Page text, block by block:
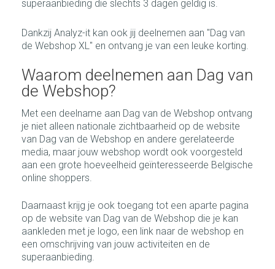
superaanbieding die slechts 3 dagen geldig is.
Dankzij Analyz-it kan ook jij deelnemen aan "Dag van
de Webshop XL" en ontvang je van een leuke korting.
Waarom deelnemen aan Dag van
de Webshop?
Met een deelname aan Dag van de Webshop ontvang
je niet alleen nationale zichtbaarheid op de website
van Dag van de Webshop en andere gerelateerde
media, maar jouw webshop wordt ook voorgesteld
aan een grote hoeveelheid geïnteresseerde Belgische
online shoppers.
Daarnaast krijg je ook toegang tot een aparte pagina
op de website van Dag van de Webshop die je kan
aankleden met je logo, een link naar de webshop en
een omschrijving van jouw activiteiten en de
superaanbieding.